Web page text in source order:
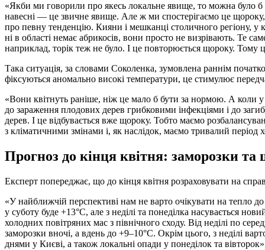
«Якби ми говорили про якесь локальне явище, то можна було
навесні — це звичне явище. Але ж ми спостерігаємо це
про певну тенденцію. Кияни і мешканці столичного регіону, у
ні в області немає абрикосів, вони просто не визрівають. Те
наприклад, торік теж не було. І це повторюється щороку. Тому
Така ситуація, за словами Соколенка, зумовлена раннім
фіксуються аномально високі температури, це стимулює
«Вони квітнуть раніше, ніж це мало б бути за нормою. А коли у
до зараження плодових дерев грибковими інфекціями і до
дерев. І це відбувається вже щороку. Тобто маємо
з кліматичними змінами і, як наслідок, маємо тривалий період
Прогноз до кінця квітня: заморозки та
Експерт попереджає, що до кінця квітня розраховувати на
«У найближчій перспективі нам не варто очікувати на тепло
у суботу буде +13°C, але з неділі та понеділка насувається
холодних повітряних мас з північного сходу. Від неділі по
заморозки вночі, а вдень до +9–10°C. Окрім цього, з неділі
днями у Києві, а також локальні опади у понеділок та